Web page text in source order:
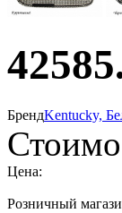
БрендKentucky,
Цена:
Розничный